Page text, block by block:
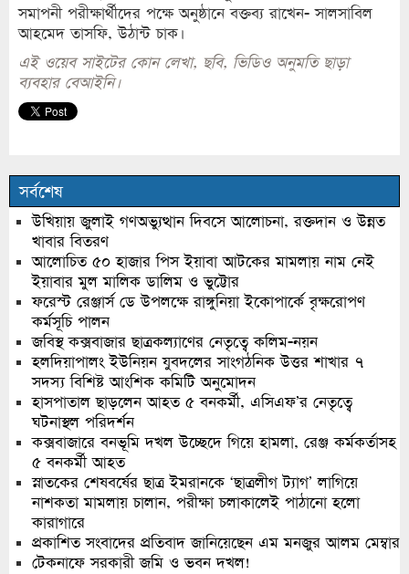
সমাপনী পরীক্ষার্থীদের পক্ষে অনুষ্ঠানে বক্তব্য রাখেন- সালসাবিল
আহমেদ তাসফি, উঠান্ট চাক।
এই ওয়েব সাইটের কোন লেখা, ছবি, ভিডিও অনুমতি ছাড়া
ব্যবহার বেআইনি।
সর্বশেষ
উখিয়ায় জুলাই গণঅভ্যুত্থান দিবসে আলোচনা, রক্তদান ও উন্নত
খাবার বিতরণ
আলোচিত ৫০ হাজার পিস ইয়াবা আটকের মামলায় নাম নেই
ইয়াবার মুল মালিক ডালিম ও ভুট্টোর
ফরেস্ট রেঞ্জার্স ডে উপলক্ষে রাঙ্গুনিয়া ইকোপার্কে বৃক্ষরোপণ
কর্মসূচি পালন
জবিস্থ কক্সবাজার ছাত্রকল্যাণের নেতৃত্বে কলিম-নয়ন
হলদিয়াপালং ইউনিয়ন যুবদলের সাংগঠনিক উত্তর শাখার ৭
সদস্য বিশিষ্ট আংশিক কমিটি অনুমোদন
হাসপাতাল ছাড়লেন আহত ৫ বনকর্মী, এসিএফ’র নেতৃত্বে
ঘটনাস্থল পরিদর্শন
কক্সবাজারে বনভূমি দখল উচ্ছেদে গিয়ে হামলা, রেঞ্জ কর্মকর্তাসহ
৫ বনকর্মী আহত
স্নাতকের শেষবর্ষের ছাত্র ইমরানকে ‘ছাত্রলীগ ট্যাগ’ লাগিয়ে
নাশকতা মামলায় চালান, পরীক্ষা চলাকালেই পাঠানো হলো
কারাগারে
প্রকাশিত সংবাদের প্রতিবাদ জানিয়েছেন এম মনজুর আলম মেম্বার
টেকনাফে সরকারী জমি ও ভবন দখল!